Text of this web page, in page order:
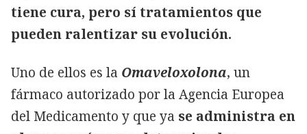
tiene cura, pero sí tratamientos que
pueden ralentizar su evolución.
Uno de ellos es la Omaveloxolona, un
fármaco autorizado por la Agencia Europea
del Medicamento y que ya se administra en